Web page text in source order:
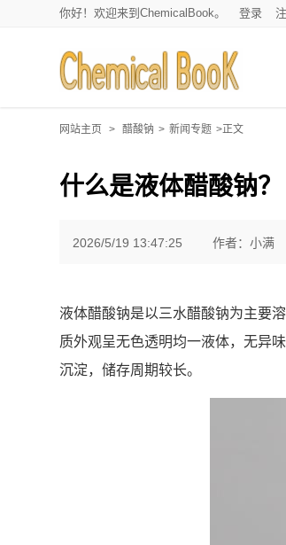
你好！欢迎来到ChemicalBook。 登录
网站主页 > 醋酸钠 > 新闻专题 >正文
什么是液体醋酸钠？
2026/5/19 13:47:25 作者：小满
液体醋酸钠是以三水醋酸钠为主要
质外观呈无色透明均一液体，无异
沉淀，储存周期较长。